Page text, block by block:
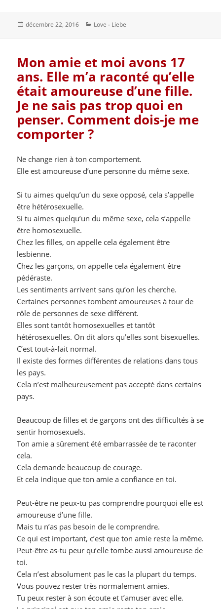
Publié
décembre 22, 2016 Catégories
Love - Liebe
Mon amie et moi avons 17
ans. Elle m’a raconté qu’elle
était amoureuse d’une fille.
Je ne sais pas trop quoi en
penser. Comment dois-je me
comporter ?
Ne change rien à ton comportement.
Elle est amoureuse d’une personne du même sexe.
Si tu aimes quelqu’un du sexe opposé, cela s’appelle
être hétérosexuelle.
Si tu aimes quelqu’un du même sexe, cela s’appelle
être homosexuelle.
Chez les filles, on appelle cela également être
lesbienne.
Chez les garçons, on appelle cela également être
pédéraste.
Les sentiments arrivent sans qu’on les cherche.
Certaines personnes tombent amoureuses à tour de
rôle de personnes de sexe différent.
Elles sont tantôt homosexuelles et tantôt
hétérosexuelles. On dit alors qu’elles sont bisexuelles.
C’est tout-à-fait normal.
Il existe des formes différentes de relations dans tous
les pays.
Cela n’est malheureusement pas accepté dans certains
pays.
Beaucoup de filles et de garçons ont des difficultés à se
sentir homosexuels.
Ton amie a sûrement été embarrassée de te raconter
cela.
Cela demande beaucoup de courage.
Et cela indique que ton amie a confiance en toi.
Peut-être ne peux-tu pas comprendre pourquoi elle est
amoureuse d’une fille.
Mais tu n’as pas besoin de le comprendre.
Ce qui est important, c’est que ton amie reste la même.
Peut-être as-tu peur qu’elle tombe aussi amoureuse de
toi.
Cela n’est absolument pas le cas la plupart du temps.
Vous pouvez rester très normalement amies.
Tu peux rester à son écoute et t’amuser avec elle.